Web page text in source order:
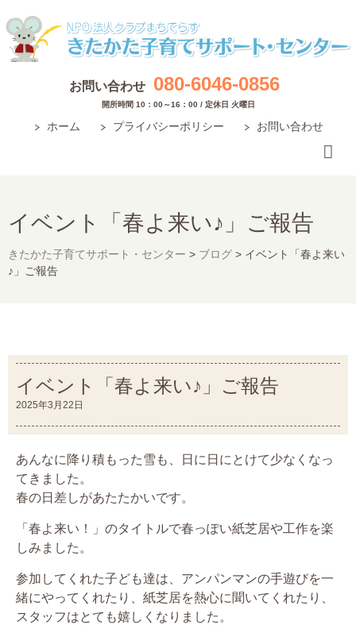
お問い合わせ 080-6046-0856
開所時間 10：00～16：00 / 定休日 火曜日
ホーム プライバシーポリシー お問い合わせ
イベント「春よ来い♪」ご報告
きたかた子育てサポート・センター > ブログ > イベント「春よ来い
♪」ご報告
イベント「春よ来い♪」ご報告
2025年3月22日
あんなに降り積もった雪も、日に日にとけて少なくなっ
てきました。
春の日差しがあたたかいです。
「春よ来い！」のタイトルで春っぽい紙芝居や工作を楽
しみました。
参加してくれた子ども達は、アンパンマンの手遊びを一
緒にやってくれたり、紙芝居を熱心に聞いてくれたり、
スタッフはとても嬉しくなりました。